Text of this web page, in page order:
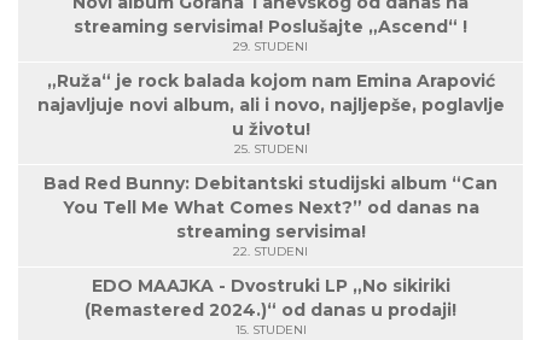
streaming servisima! Poslušajte „Ascend“ !
29. STUDENI
„Ruža“ je rock balada kojom nam Emina Arapović
najavljuje novi album, ali i novo, najljepše, poglavlje
u životu!
25. STUDENI
Bad Red Bunny: Debitantski studijski album “Can
You Tell Me What Comes Next?” od danas na
streaming servisima!
22. STUDENI
EDO MAAJKA - Dvostruki LP „No sikiriki
(Remastered 2024.)“ od danas u prodaji!
15. STUDENI